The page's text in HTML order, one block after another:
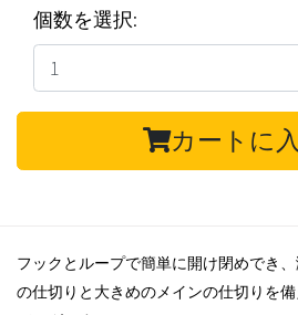
個数を選択:
カートに
フックとループで簡単に開け閉めでき
の仕切りと大きめのメインの仕切りを